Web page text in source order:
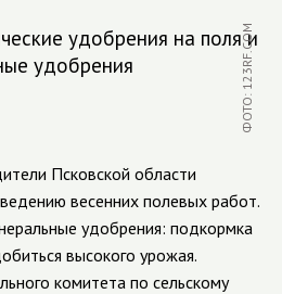
удобрения на поля и
удобрения
ФОТО: 123RF.COM
Псковской области
весенних полевых работ.
удобрения: подкормка
высокого урожая.
комитета по сельскому